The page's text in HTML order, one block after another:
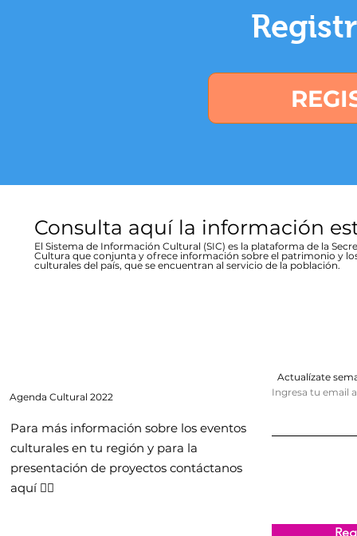
Consulta aquí la información
El Sistema de Información Cultural (SIC) es la plataforma de la
Cultura que conjunta y ofrece información sobre el patrimonio y
culturales del país, que se encuentran al servicio de la población.
Agenda Cultural 2022
Para más información sobre los eventos
culturales en tu región y para la
presentación de proyectos contáctanos
aquí 👇🏻
Actualízate
Ingresa tu email